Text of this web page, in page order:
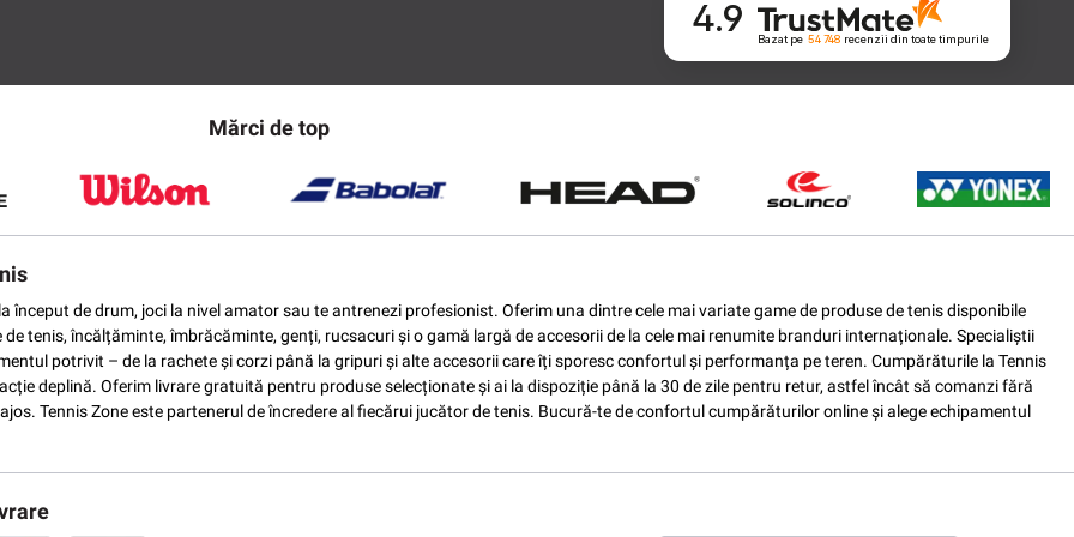
4.9 Bazat pe 54 748 recenzii din toate timpurile
Mărci de top
început de drum, joci la nivel amator sau te antrenezi profesionist. Oferim una dintre cele mai variate game de produse de tenis disponibile
tenis, încălțăminte, îmbrăcăminte, genți, rucsacuri și o gamă largă de accesorii de la cele mai renumite branduri internaționale. Specialiștii
potrivit – de la rachete și corzi până la gripuri și alte accesorii care îți sporesc confortul și performanța pe teren. Cumpărăturile la Tennis
deplină. Oferim livrare gratuită pentru produse selecționate și ai la dispoziție până la 30 de zile pentru retur, astfel încât să comanzi fără
Tennis Zone este partenerul de încredere al fiecărui jucător de tenis. Bucură-te de confortul cumpărăturilor online și alege echipamentul